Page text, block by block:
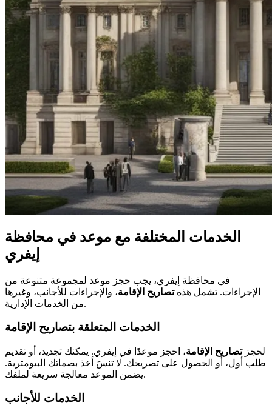
الخدمات المختلفة مع موعد في محافظة
إيفري
في محافظة إيفري، يجب حجز موعد لمجموعة متنوعة من
الإجراءات. تشمل هذهتصاريح الإقامة، والإجراءات للأجانب، وغيرها
من الخدمات الإدارية.
الخدمات المتعلقة بتصاريح الإقامة
لحجزتصاريح الإقامة، احجز موعدًا في إيفري. يمكنك تجديد، أو تقديم
طلب أول، أو الحصول على تصريحك. لا تنسَ أخذ بصماتك البيومترية.
يضمن الموعد معالجة سريعة لملفك.
الخدمات للأجانب